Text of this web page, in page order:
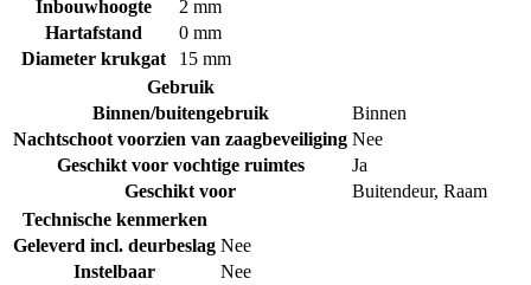
Inbouwhoogte
2 mm
Hartafstand
0 mm
Diameter krukgat
15 mm
Gebruik
Binnen/buitengebruik
Binnen
Nachtschoot voorzien van zaagbeveiliging Nee
Geschikt voor vochtige ruimtes
Ja
Geschikt voor
Buitendeur, Raam
Technische kenmerken
Geleverd incl. deurbeslag Nee
Instelbaar
Nee